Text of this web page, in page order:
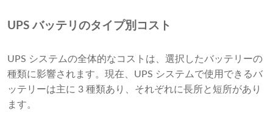
UPS バッテリのタイプ別コスト
UPS システムの全体的なコストは、選択したバッテリーの
種類に影響されます。現在、UPS システムで使用できるバ
ッテリーは主に 3 種類あり、それぞれに長所と短所があり
ます。